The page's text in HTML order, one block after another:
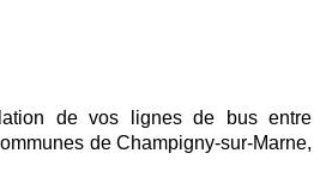
de vos lignes de bus entre
de Champigny-sur-Marne,